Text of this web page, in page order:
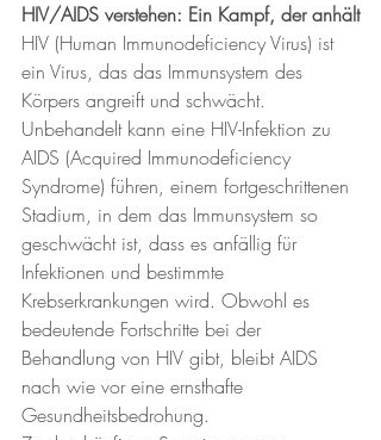
HIV/AIDS verstehen: Ein Kampf, der anhält
HIV (Human Immunodeficiency Virus) ist
ein Virus, das das Immunsystem des
Körpers angreift und schwächt.
Unbehandelt kann eine HIV-Infektion zu
AIDS (Acquired Immunodeficiency
Syndrome) führen, einem fortgeschrittenen
Stadium, in dem das Immunsystem so
geschwächt ist, dass es anfällig für
Infektionen und bestimmte
Krebserkrankungen wird. Obwohl es
bedeutende Fortschritte bei der
Behandlung von HIV gibt, bleibt AIDS
nach wie vor eine ernsthafte
Gesundheitsbedrohung.